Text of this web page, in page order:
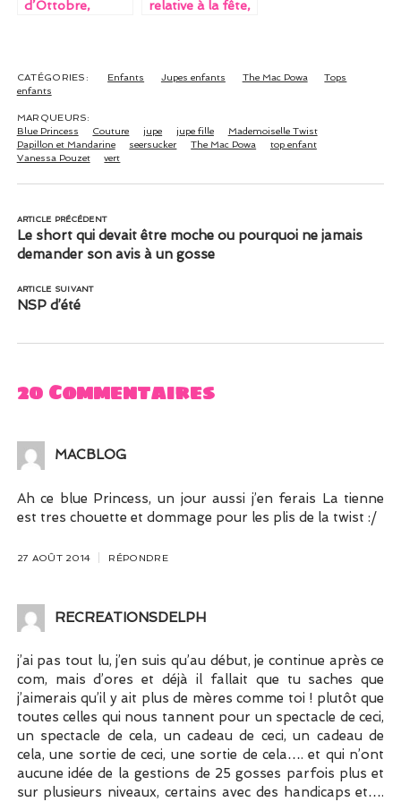
d’Ottobre,
relative à la fête,
CATÉGORIES: Enfants Jupes enfants The Mac Powa
Tops
enfants
MARQUEURS:
Blue Princess
Couture jupe jupe fille
Mademoiselle Twist
Papillon et Mandarine
seersucker The Mac Powa
top enfant
Vanessa Pouzet
vert
ARTICLE PRÉCÉDENT
Le short qui devait être moche ou pourquoi ne jamais
demander son avis à un gosse
ARTICLE SUIVANT
NSP d’été
20 Commentaires
MACBLOG
Ah ce blue Princess, un jour aussi j’en ferais La tienne
est tres chouette et dommage pour les plis de la twist :/
27 AOÛT 2014 RÉPONDRE
RECREATIONSDELPH
j’ai pas tout lu, j’en suis qu’au début, je continue après ce
com, mais d’ores et déjà il fallait que tu saches que
j’aimerais qu’il y ait plus de mères comme toi ! plutôt que
toutes celles qui nous tannent pour un spectacle de ceci,
un spectacle de cela, un cadeau de ceci, un cadeau de
cela, une sortie de ceci, une sortie de cela…. et qui n’ont
aucune idée de la gestions de 25 gosses parfois plus et
sur plusieurs niveaux, certains avec des handicaps et….